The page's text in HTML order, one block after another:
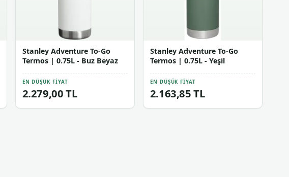
Stanley Adventure To-Go
Termos | 0.75L - Buz Beyaz
EN DÜŞÜK FIYAT
2.279,00 TL
Stanley Adventure To-Go
Termos | 0.75L - Yeşil
EN DÜŞÜK FIYAT
2.163,85 TL